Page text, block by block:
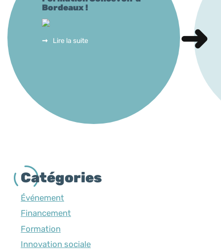
Bordeaux !
Lire la suite
Catégories
Événement
Financement
Formation
Innovation sociale